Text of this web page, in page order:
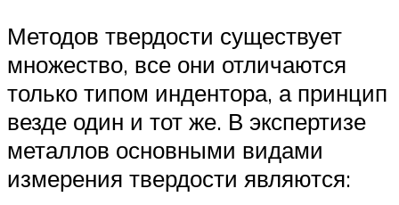
Методов твердости существует
множество, все они отличаются
только типом индентора, а принцип
везде один и тот же. В экспертизе
металлов основными видами
измерения твердости являются: